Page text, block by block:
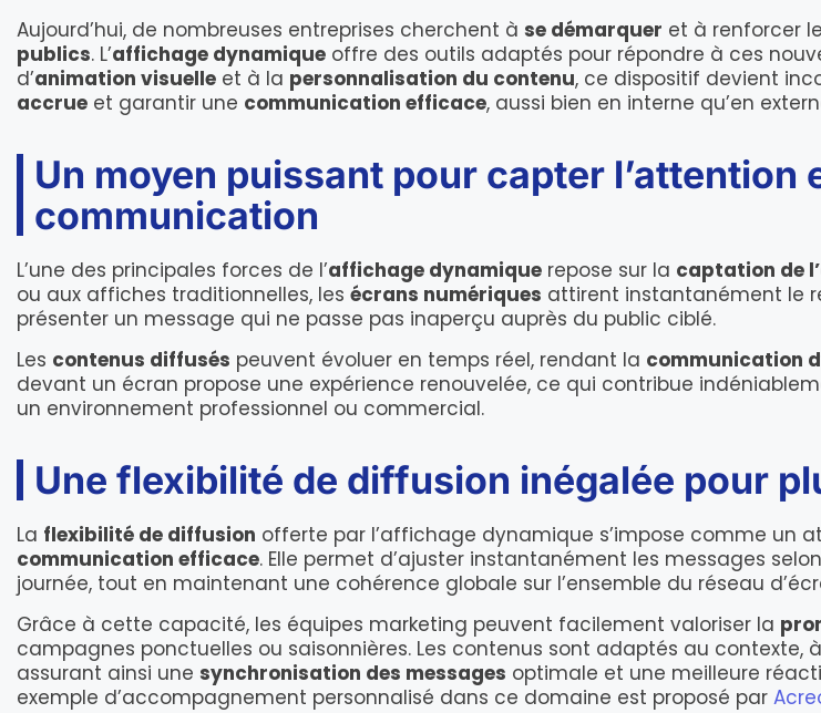
Aujourd’hui, de nombreuses entreprises cherchent à se démarquer et à renforcer
publics. L’affichage dynamique offre des outils adaptés pour répondre à ces
d’animation visuelle et à la personnalisation du contenu, ce dispositif devient
accrue et garantir une communication efficace, aussi bien en interne qu’en
Un moyen puissant pour capter l’attention
communication
L’une des principales forces de l’affichage dynamique repose sur la captation de
ou aux affiches traditionnelles, les écrans numériques attirent instantanément le
présenter un message qui ne passe pas inaperçu auprès du public ciblé.
Les contenus diffusés peuvent évoluer en temps réel, rendant la communication
devant un écran propose une expérience renouvelée, ce qui contribue
un environnement professionnel ou commercial.
Une flexibilité de diffusion inégalée pour
La flexibilité de diffusion offerte par l’affichage dynamique s’impose comme un
communication efficace. Elle permet d’ajuster instantanément les messages
journée, tout en maintenant une cohérence globale sur l’ensemble du réseau
Grâce à cette capacité, les équipes marketing peuvent facilement valoriser la
campagnes ponctuelles ou saisonnières. Les contenus sont adaptés au contexte,
assurant ainsi une synchronisation des messages optimale et une meilleure
exemple d’accompagnement personnalisé dans ce domaine est proposé par